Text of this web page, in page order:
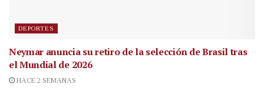
DEPORTES
Neymar anuncia su retiro de la selección de Brasil tras
el Mundial de 2026
HACE 2 SEMANAS